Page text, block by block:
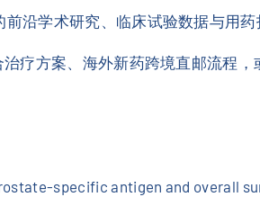
沿学术研究、临床试验数据与用药
疗方案、海外新药跨境直邮流程
specific antigen and overall